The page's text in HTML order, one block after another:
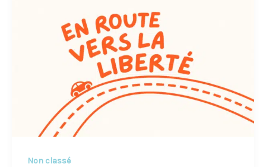
Non classé